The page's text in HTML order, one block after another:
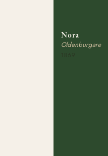
Nora
Oldenburgare